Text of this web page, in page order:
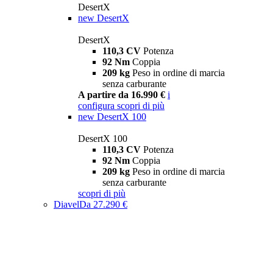
DesertX
new DesertX
DesertX
110,3 CV Potenza
92 Nm Coppia
209 kg Peso in ordine di marcia
senza carburante
A partire da 16.990 € i
configura scopri di più
new DesertX 100
DesertX 100
110,3 CV Potenza
92 Nm Coppia
209 kg Peso in ordine di marcia
senza carburante
scopri di più
DiavelDa 27.290 €